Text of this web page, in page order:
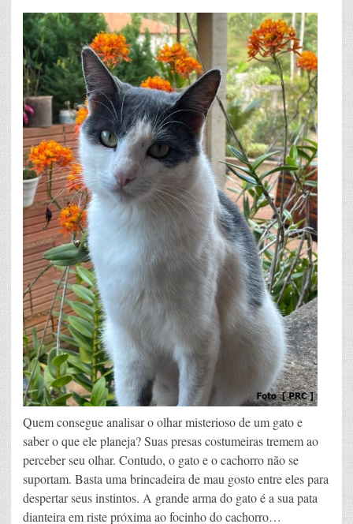
Quem consegue analisar o olhar misterioso de um gato e
saber o que ele planeja? Suas presas costumeiras tremem ao
perceber seu olhar. Contudo, o gato e o cachorro não se
suportam. Basta uma brincadeira de mau gosto entre eles para
despertar seus instintos. A grande arma do gato é a sua pata
dianteira em riste próxima ao focinho do cachorro…